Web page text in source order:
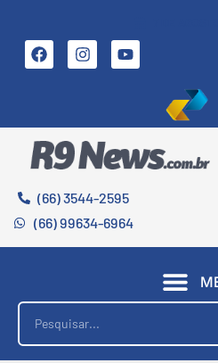
(66) 3544-2595
(66) 99634-6964